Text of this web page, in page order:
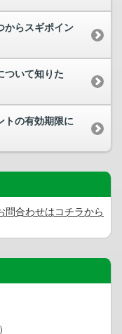
からスギポイン
ついて知りた
トの有効期限に
問合わせはコチラから